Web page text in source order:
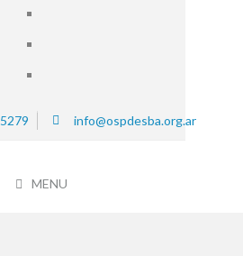
info@ospdesba.org.ar
MENU